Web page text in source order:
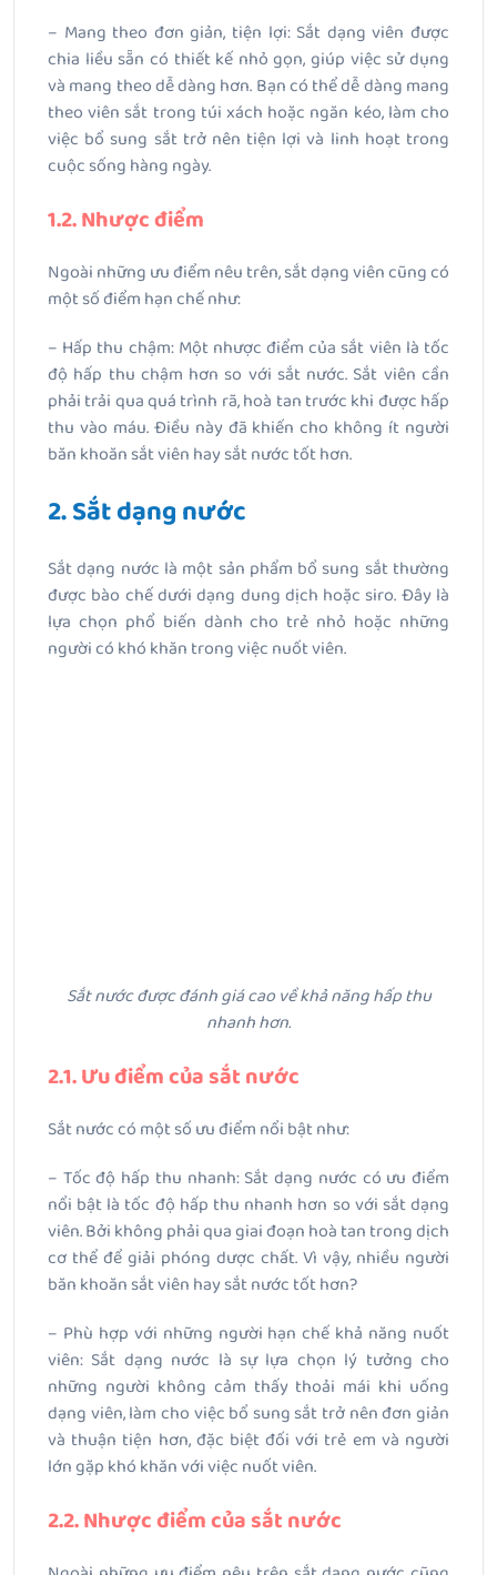
– Mang theo đơn giản, tiện lợi: Sắt dạng viên được
chia liều sẵn có thiết kế nhỏ gọn, giúp việc sử dụng
và mang theo dễ dàng hơn. Bạn có thể dễ dàng mang
theo viên sắt trong túi xách hoặc ngăn kéo, làm cho
việc bổ sung sắt trở nên tiện lợi và linh hoạt trong
cuộc sống hàng ngày.
1.2. Nhược điểm
Ngoài những ưu điểm nêu trên, sắt dạng viên cũng có
một số điểm hạn chế như:
– Hấp thu chậm: Một nhược điểm của sắt viên là tốc
độ hấp thu chậm hơn so với sắt nước. Sắt viên cần
phải trải qua quá trình rã, hoà tan trước khi được hấp
thu vào máu. Điều này đã khiến cho không ít người
băn khoăn sắt viên hay sắt nước tốt hơn.
2. Sắt dạng nước
Sắt dạng nước là một sản phẩm bổ sung sắt thường
được bào chế dưới dạng dung dịch hoặc siro. Đây là
lựa chọn phổ biến dành cho trẻ nhỏ hoặc những
người có khó khăn trong việc nuốt viên.
Sắt nước được đánh giá cao về khả năng hấp thu
nhanh hơn.
2.1. Ưu điểm của sắt nước
Sắt nước có một số ưu điểm nổi bật như:
– Tốc độ hấp thu nhanh: Sắt dạng nước có ưu điểm
nổi bật là tốc độ hấp thu nhanh hơn so với sắt dạng
viên. Bởi không phải qua giai đoạn hoà tan trong dịch
cơ thể để giải phóng dược chất. Vì vậy, nhiều người
băn khoăn sắt viên hay sắt nước tốt hơn?
– Phù hợp với những người hạn chế khả năng nuốt
viên: Sắt dạng nước là sự lựa chọn lý tưởng cho
những người không cảm thấy thoải mái khi uống
dạng viên, làm cho việc bổ sung sắt trở nên đơn giản
và thuận tiện hơn, đặc biệt đối với trẻ em và người
lớn gặp khó khăn với việc nuốt viên.
2.2. Nhược điểm của sắt nước